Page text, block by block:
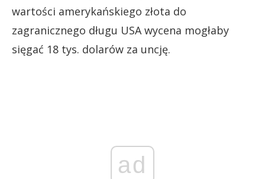
wartości amerykańskiego złota do
zagranicznego długu USA wycena mogłaby
sięgać 18 tys. dolarów za uncję.
ad